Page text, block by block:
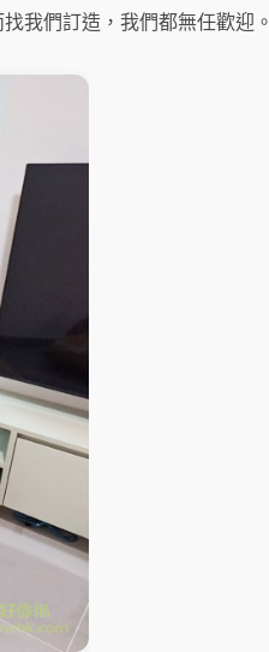
我們訂造，我們都無任歡迎。